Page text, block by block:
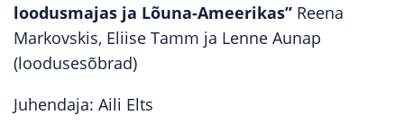
loodusmajas ja Lõuna-Ameerikas” Reena
Markovskis, Eliise Tamm ja Lenne Aunap
(loodusesõbrad)
Juhendaja: Aili Elts